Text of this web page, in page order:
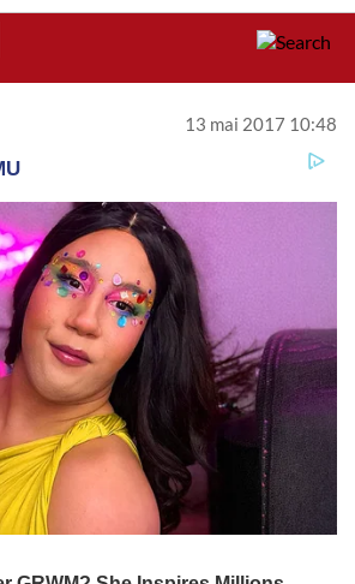
13 mai 2017 10:48